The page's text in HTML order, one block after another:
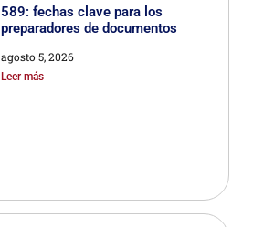
589: fechas clave para los
preparadores de documentos
agosto 5, 2026
Leer más